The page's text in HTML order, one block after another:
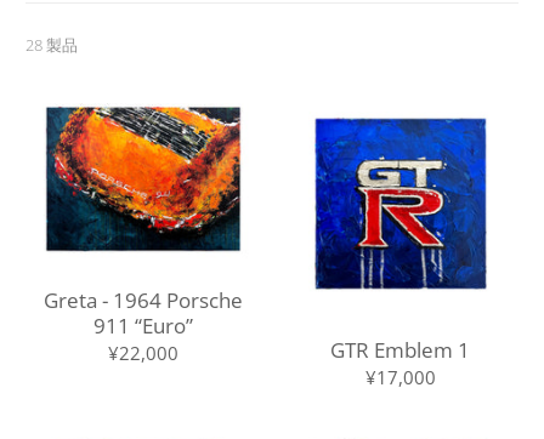
28 製品
Greta - 1964 Porsche
911 “Euro”
¥22,000 GTR Emblem 1
¥17,000